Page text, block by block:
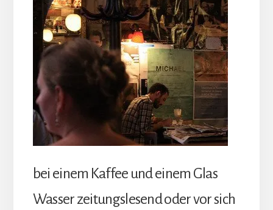
bei einem Kaffee und einem Glas
Wasser zeitungslesend oder vor sich